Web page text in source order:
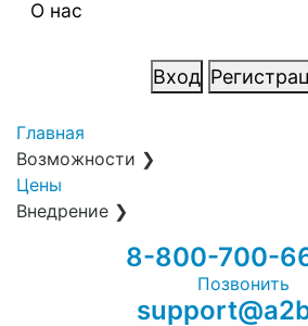
О нас
Вход
Главная
Возможности ❯
Цены
Внедрение ❯
8-800-700-
Позвонить